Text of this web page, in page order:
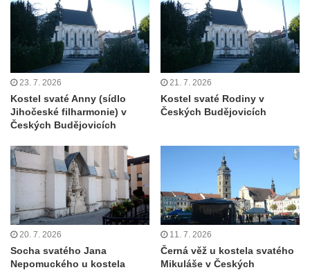
Kostel Nejsvětější Trojice na hřbitově v
Chloumku v Mělníku
Kaple svatého Jana Nepomuckého na
Chloumečku v Mělníku
Hřbitovní kaple v Trávníku
Hřbitovní kaple ve Svoru
Kaple v centru Roudníčku
Kaple u domu čp. 51 v Roudníčku
Kaple v Brníkově
Kostel svatého Floriána v Podbradci
Kaple na západním okraji Ředhoště
23. 7. 2026
Kostel svaté Anny (sídlo
Jihočeské filharmonie) v
Českých Budějovicích
21. 7. 2026
Kostel svaté Rodiny v
Českých Budějovicích
20. 7. 2026
Socha svatého Jana
Nepomuckého u kostela
11. 7. 2026
Černá věž u kostela svatého
Mikuláše v Českých